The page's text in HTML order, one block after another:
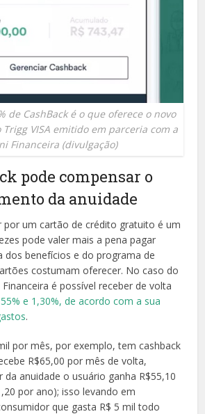
de CashBack é o que oferece o novo
VISA emitido em parceria com a
Financeira (divulgação)
pode compensar o
da anuidade
por um cartão de crédito gratuito é um
pode valer mais a pena pagar
dos benefícios e do programa de
costumam oferecer. No caso do
é possível receber de volta
e 1,30%, de acordo com a sua
.
por mês, por exemplo, tem cashback
R$65,00 por mês de volta,
anuidade o usuário ganha R$55,10
por ano); isso levando em
que gasta R$ 5 mil todo